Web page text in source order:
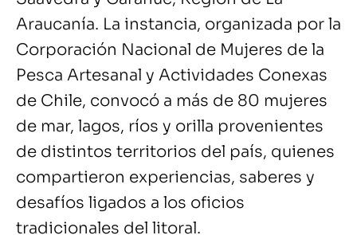
Araucanía. La instancia, organizada por la
Corporación Nacional de Mujeres de la
Pesca Artesanal y Actividades Conexas
de Chile, convocó a más de 80 mujeres
de mar, lagos, ríos y orilla provenientes
de distintos territorios del país, quienes
compartieron experiencias, saberes y
desafíos ligados a los oficios
tradicionales del litoral.